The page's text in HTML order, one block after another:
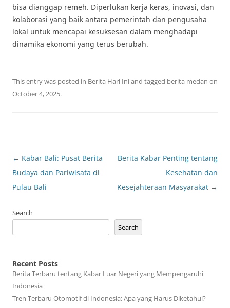
bisa dianggap remeh. Diperlukan kerja keras, inovasi, dan
kolaborasi yang baik antara pemerintah dan pengusaha
lokal untuk mencapai kesuksesan dalam menghadapi
dinamika ekonomi yang terus berubah.
This entry was posted in Berita Hari Iniand tagged berita medan on
October 4, 2025.
Post
navigation
← Kabar Bali: Pusat Berita
Budaya dan Pariwisata di
Pulau Bali
Berita Kabar Penting tentang
Kesehatan dan
Kesejahteraan Masyarakat →
Search
Search
Recent Posts
Berita Terbaru tentang Kabar Luar Negeri yang Mempengaruhi
Indonesia
Tren Terbaru Otomotif di Indonesia: Apa yang Harus Diketahui?